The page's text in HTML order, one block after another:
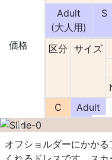
Adult
(大人用)
S
価格 区分 サイズ
C
Adult
Previous
オフショルダーにかか